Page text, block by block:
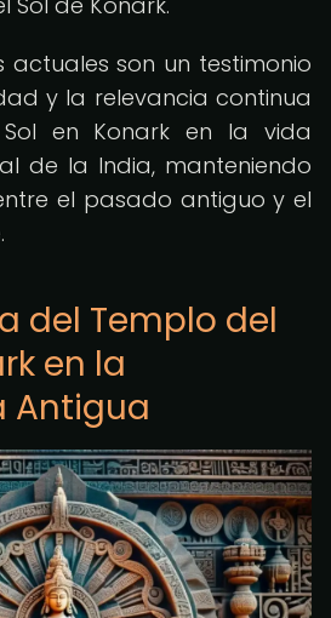
actuales son un testimonio
y la relevancia continua
en Konark en la vida
de la India, manteniendo
el pasado antiguo y el
del Templo del
en la
Antigua